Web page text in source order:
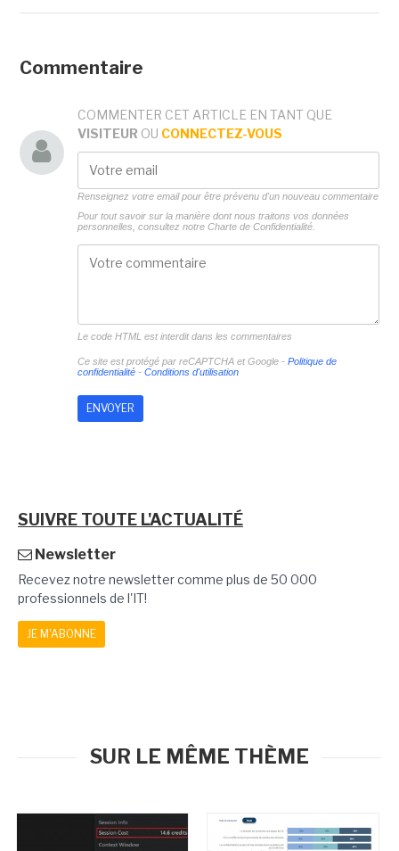
Commentaire
COMMENTER CET ARTICLE EN TANT QUE
VISITEUR OU CONNECTEZ-VOUS
Renseignez votre email pour être prévenu d'un nouveau commentaire
Pour tout savoir sur la manière dont nous traitons vos données
personnelles, consultez notre Charte de Confidentialité.
Le code HTML est interdit dans les commentaires
Ce site est protégé par reCAPTCHA et Google - Politique de
confidentialité- Conditions d'utilisation
SUIVRE TOUTE L'ACTUALITÉ
Newsletter
Recevez notre newsletter comme plus de 50 000
professionnels de l'IT!
JE M'ABONNE
SUR LE MÊME THÈME